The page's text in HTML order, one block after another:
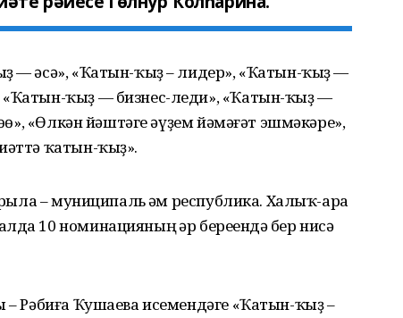
— әсә», «Ҡатын-ҡыҙ – лидер», «Ҡатын-ҡыҙ —
ҡыҙ — бизнес-леди», «Ҡатын-ҡыҙ —
«Өлкән йәштәге әүҙем йәмәғәт эшмәкәре»,
ҡатын-ҡыҙ».
– муниципаль һәм республика. Халыҡ-ара
10 номинацияның һәр береһендә бер нисә
– Рәбиға Ҡушаева исемендәге «Ҡатын-ҡыҙ –